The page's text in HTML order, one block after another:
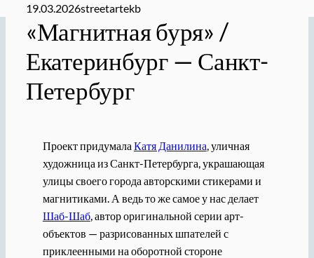
19.03.2026streetartekb
«Магнитная буря» /
Екатеринбург — Санкт-
Петербург
Проект придумала Катя Данилина , уличная
художница из Санкт-Петербурга, украшающая
улицы своего города авторскими стикерами и
магнитиками. А ведь то же самое у нас делает
Шаб-Шаб, автор оригинальной серии арт-
объектов — разрисованных шпателей с
приклеенными на оборотной стороне